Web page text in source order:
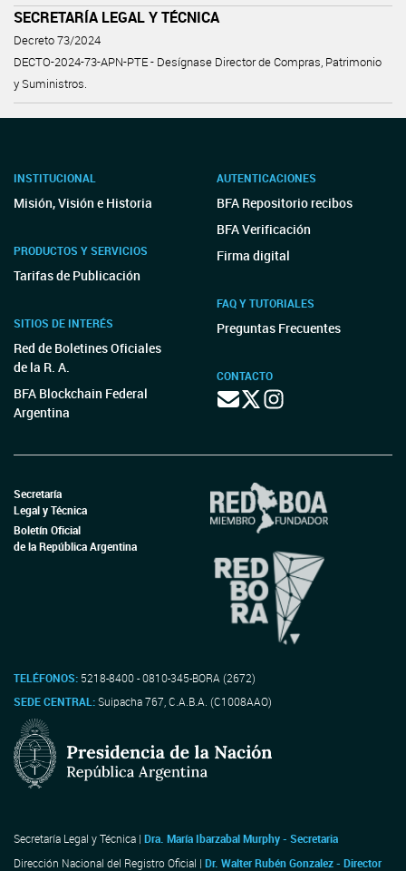
SECRETARÍA LEGAL Y TÉCNICA
Decreto 73/2024
DECTO-2024-73-APN-PTE - Desígnase Director de Compras, Patrimonio
y Suministros.
INSTITUCIONAL
Misión, Visión e Historia
PRODUCTOS Y SERVICIOS
Tarifas de Publicación
SITIOS DE INTERÉS
Red de Boletines Oficiales
de la R. A.
BFA Blockchain Federal
Argentina
AUTENTICACIONES
BFA Repositorio recibos
BFA Verificación
Firma digital
FAQ Y TUTORIALES
Preguntas Frecuentes
CONTACTO
Secretaría
Legal y Técnica
Boletín Oficial
de la República Argentina
TELÉFONOS: 5218-8400 - 0810-345-BORA (2672)
SEDE CENTRAL:Suipacha 767, C.A.B.A. (C1008AAO)
Secretaría Legal y Técnica | Dra. María Ibarzabal Murphy - Secretaria
Dirección Nacional del Registro Oficial | Dr. Walter Rubén Gonzalez - Director